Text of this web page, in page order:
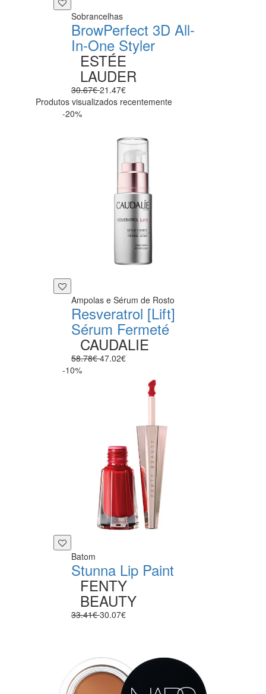
Sobrancelhas
BrowPerfect 3D All-
In-One Styler
ESTÉE
LAUDER
30.67€21.47€
Produtos visualizados recentemente
-20%
Ampolas e Sérum de Rosto
Resveratrol [Lift]
Sérum Fermeté
CAUDALIE
58.78€47.02€
-10%
Batom
Stunna Lip Paint
FENTY
BEAUTY
33.41€30.07€